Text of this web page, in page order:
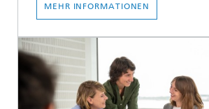
MEHR INFORMATIONEN